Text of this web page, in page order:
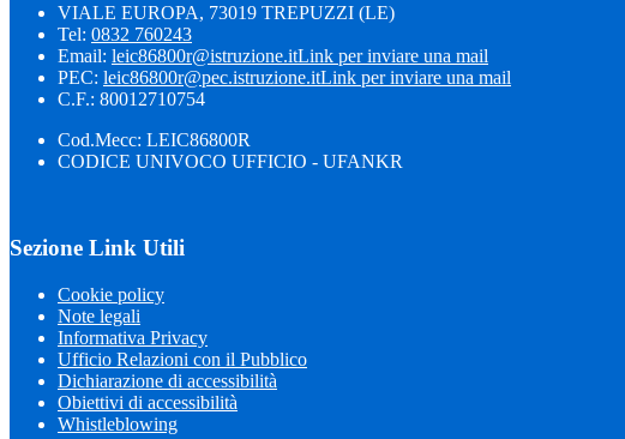
VIALE EUROPA, 73019 TREPUZZI (LE)
Tel: 0832 760243
Email: leic86800r@istruzione.itLink per inviare una mail
PEC: leic86800r@pec.istruzione.itLink per inviare una mail
C.F.: 80012710754
Cod.Mecc: LEIC86800R
CODICE UNIVOCO UFFICIO - UFANKR
Sezione Link Utili
Cookie policy
Note legali
Informativa Privacy
Ufficio Relazioni con il Pubblico
Dichiarazione di accessibilità
Obiettivi di accessibilità
Whistleblowing